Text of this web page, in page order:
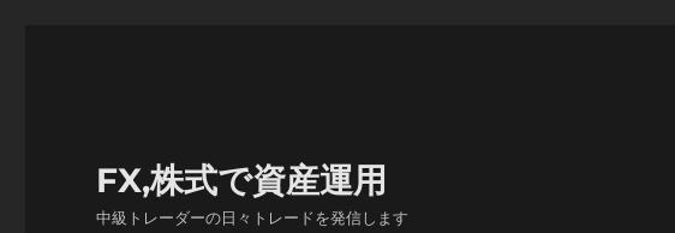
FX,株式で資産運用
中級トレーダーの日々トレードを発信します